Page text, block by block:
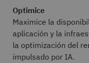
Optimice
Maximice la
aplicación y la
la optimización del
impulsado por IA.